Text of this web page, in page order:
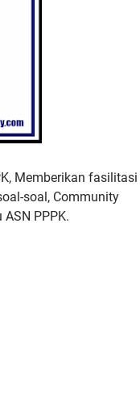
Memberikan fasilitasi
soal, Community
PPPK.